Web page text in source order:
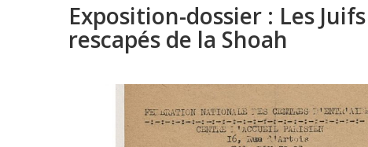
Exposition-dossier : Les
rescapés de la Shoah